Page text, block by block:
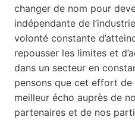
changer de nom pour
indépendante de
volonté constante
repousser les limites et
dans un secteur en
pensons que cet effort
meilleur écho auprès de
partenaires et de nos